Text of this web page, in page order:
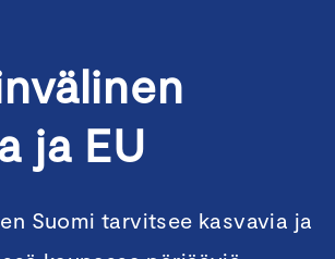
ja EU
Suomi tarvitsee kasvavia ja